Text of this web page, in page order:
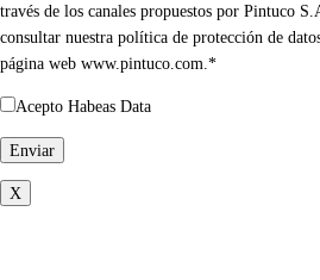
través de los canales propuestos por Pintuco
consultar nuestra política de protección de
página web www.pintuco.com.*
Acepto Habeas Data
X